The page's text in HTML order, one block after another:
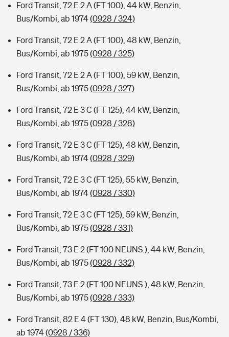
Ford Transit, 72 E 2 A (FT 100), 44 kW, Benzin,
Bus/Kombi, ab 1974(0928 / 324)
Ford Transit, 72 E 2 A (FT 100), 48 kW, Benzin,
Bus/Kombi, ab 1975(0928 / 325)
Ford Transit, 72 E 2 A (FT 100), 59 kW, Benzin,
Bus/Kombi, ab 1975(0928 / 327)
Ford Transit, 72 E 3 C (FT 125), 44 kW, Benzin,
Bus/Kombi, ab 1975(0928 / 328)
Ford Transit, 72 E 3 C (FT 125), 48 kW, Benzin,
Bus/Kombi, ab 1974(0928 / 329)
Ford Transit, 72 E 3 C (FT 125), 55 kW, Benzin,
Bus/Kombi, ab 1974(0928 / 330)
Ford Transit, 72 E 3 C (FT 125), 59 kW, Benzin,
Bus/Kombi, ab 1975(0928 / 331)
Ford Transit, 73 E 2 (FT 100 NEUNS.), 44 kW, Benzin,
Bus/Kombi, ab 1975(0928 / 332)
Ford Transit, 73 E 2 (FT 100 NEUNS.), 48 kW, Benzin,
Bus/Kombi, ab 1975(0928 / 333)
Ford Transit, 82 E 4 (FT 130), 48 kW, Benzin, Bus/Kombi,
ab 1974(0928 / 336)